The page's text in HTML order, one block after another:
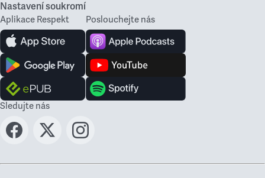
Nastavení soukromí
Aplikace Respekt Poslouchejte nás
Sledujte nás